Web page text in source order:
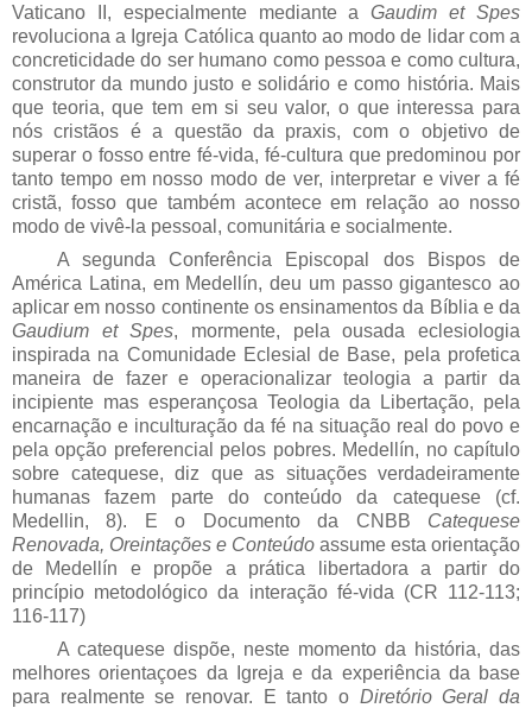
Vaticano II, especialmente mediante aGaudim et Spes
revoluciona a Igreja Católica quanto ao modo de lidar com a
concreticidade do ser humano como pessoa e como cultura,
construtor da mundo justo e solidário e como história. Mais
que teoria, que tem em si seu valor, o que interessa para
nós cristãos é a questão da praxis, com o objetivo de
superar o fosso entre fé-vida, fé-cultura que predominou por
tanto tempo em nosso modo de ver, interpretar e viver a fé
cristã, fosso que também acontece em relação ao nosso
modo de vivê-la pessoal, comunitária e socialmente.
A segunda Conferência Episcopal dos Bispos de
América Latina, em Medellín, deu um passo gigantesco ao
aplicar em nosso continente os ensinamentos da Bíblia e da
Gaudium et Spes, mormente, pela ousada eclesiologia
inspirada na Comunidade Eclesial de Base, pela profetica
maneira de fazer e operacionalizar teologia a partir da
incipiente mas esperançosa Teologia da Libertação, pela
encarnação e inculturação da fé na situação real do povo e
pela opção preferencial pelos pobres. Medellín, no capítulo
sobre catequese, diz que as situações verdadeiramente
humanas fazem parte do conteúdo da catequese (cf.
Medellin, 8). E o Documento da CNBB Catequese
Renovada, Oreintações e Conteúdo assume esta orientação
de Medellín e propõe a prática libertadora a partir do
princípio metodológico da interação fé-vida (CR 112-113;
116-117)
A catequese dispõe, neste momento da história, das
melhores orientaçoes da Igreja e da experiência da base
para realmente se renovar. E tanto o Diretório Geral da